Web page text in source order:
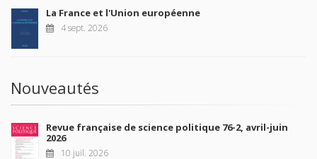
La France et l'Union européenne
4 sept. 2026
Nouveautés
Revue française de science politique 76-2, avril-juin
2026
10 juil. 2026